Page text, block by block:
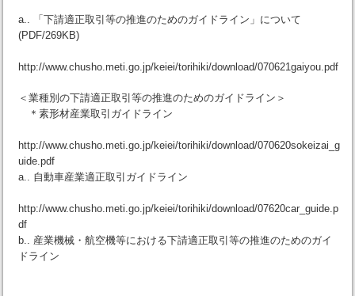
a.. 「下請適正取引等の推進のためのガイドライン」について
(PDF/269KB)
http://www.chusho.meti.go.jp/keiei/torihiki/download/070621gaiyou.pdf
＜業種別の下請適正取引等の推進のためのガイドライン＞
＊素形材産業取引ガイドライン
http://www.chusho.meti.go.jp/keiei/torihiki/download/070620sokeizai_g
uide.pdf
a.. 自動車産業適正取引ガイドライン
http://www.chusho.meti.go.jp/keiei/torihiki/download/07620car_guide.p
df
b.. 産業機械・航空機等における下請適正取引等の推進のためのガイ
ドライン